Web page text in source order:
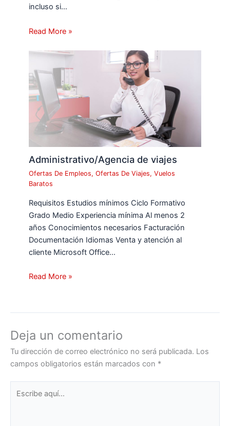
incluso si…
Read More »
Administrativo/Agencia de viajes
Ofertas De Empleos,Ofertas De Viajes,Vuelos
Baratos
Requisitos Estudios mínimos Ciclo Formativo
Grado Medio Experiencia mínima Al menos 2
años Conocimientos necesarios Facturación
Documentación Idiomas Venta y atención al
cliente Microsoft Office…
Read More »
Deja un comentario
Tu dirección de correo electrónico no será publicada. Los
campos obligatorios están marcados con *
aquí...